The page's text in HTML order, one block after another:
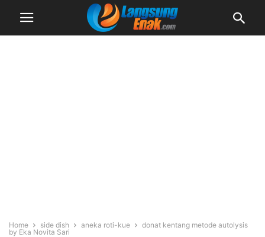
Home side dish aneka roti-kue
donat kentang metode autolysis
by Eka Novita Sari